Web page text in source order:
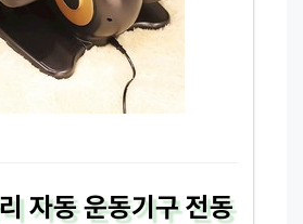
자동 운동기구 전동